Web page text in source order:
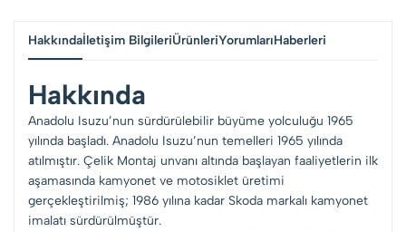
Hakkındaİletişim BilgileriÜrünleriYorumlarıHaberleri
Hakkında
Anadolu Isuzu’nun sürdürülebilir büyüme yolculuğu 1965
yılında başladı. Anadolu Isuzu’nun temelleri 1965 yılında
atılmıştır. Çelik Montaj unvanı altında başlayan faaliyetlerin ilk
aşamasında kamyonet ve motosiklet üretimi
gerçekleştirilmiş; 1986 yılına kadar Skoda markalı kamyonet
imalatı sürdürülmüştür.